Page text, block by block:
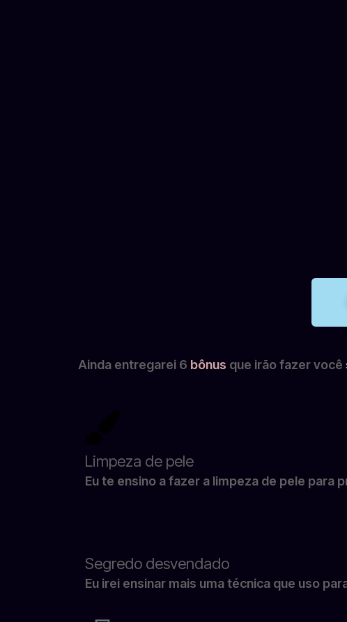
Ainda entregarei 6 bônus que irão fazer você
Limpeza de pele
Eu te ensino a fazer a limpeza de pele para
Segredo desvendado
Eu irei ensinar mais uma técnica que uso